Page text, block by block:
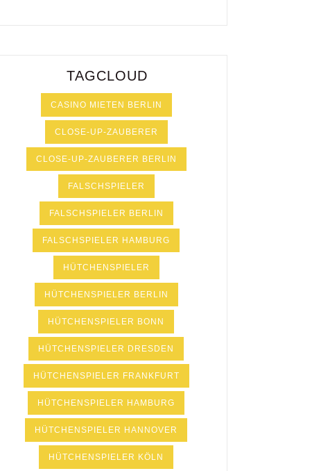
TAGCLOUD
CASINO MIETEN BERLIN
CLOSE-UP-ZAUBERER
CLOSE-UP-ZAUBERER BERLIN
FALSCHSPIELER
FALSCHSPIELER BERLIN
FALSCHSPIELER HAMBURG
HÜTCHENSPIELER
HÜTCHENSPIELER BERLIN
HÜTCHENSPIELER BONN
HÜTCHENSPIELER DRESDEN
HÜTCHENSPIELER FRANKFURT
HÜTCHENSPIELER HAMBURG
HÜTCHENSPIELER HANNOVER
HÜTCHENSPIELER KÖLN